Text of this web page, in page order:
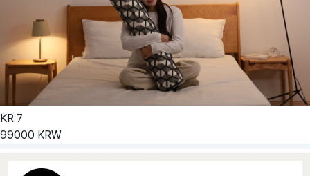
KR 7
99000 KRW